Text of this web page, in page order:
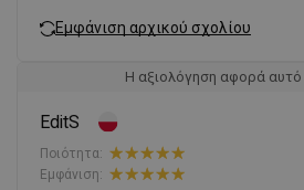
Εμφάνιση αρχικού σχολίου
Η αξιολόγηση αφορά αυτό
EditS
Ποιότητα:
Εμφάνιση: